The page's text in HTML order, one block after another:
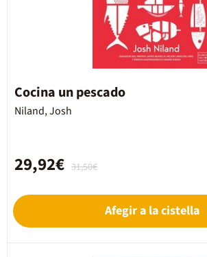
Cocina un pescado
Niland, Josh
31,50€
29,92€
Afegir a la cistella